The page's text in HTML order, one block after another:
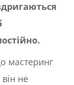
мастеринг
не